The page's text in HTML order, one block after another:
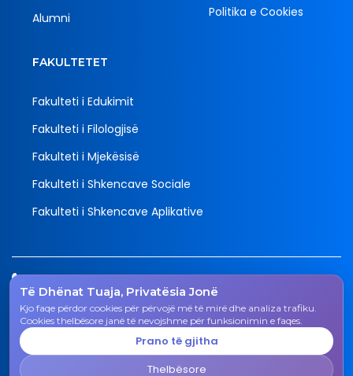
Të Dhënat Tuaja, Privatësia Jonë
Kjo faqe përdor cookies për përvojë më të mirë dhe analiza trafiku.
Cookies thelbësore janë të nevojshme për funksionimin e faqes.
Prano të gjitha
Thelbësore
Alumni
Politika e Cookies
FAKULTETET
Fakulteti i Edukimit
Fakulteti i Filologjisë
Fakulteti i Mjekësisë
Fakulteti i Shkencave Sociale
Fakulteti i Shkencave Aplikative
038 200 20 831
Email
rektorati@uni-gjk.org
Rektorati - Rr. "Ismail Qemali", n.n., 50 000 Gjakovë,